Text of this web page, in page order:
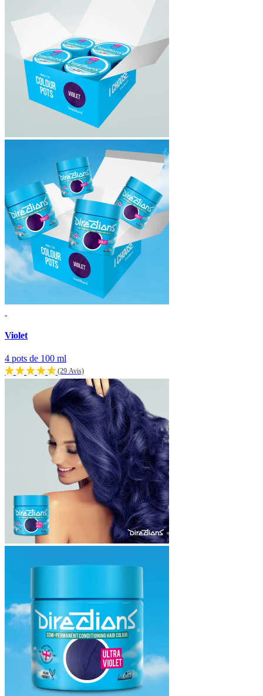
Violet
4 pots de 100 ml
(29 Avis)